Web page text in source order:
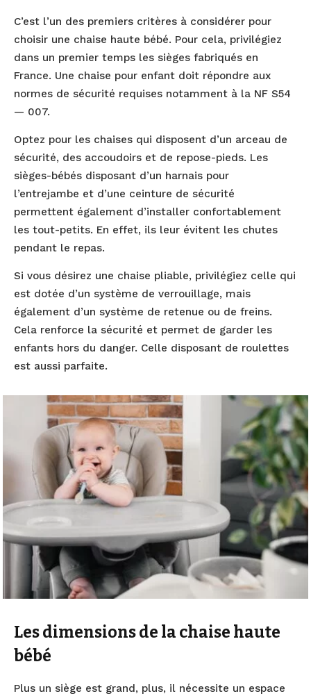
C’est l’un des premiers critères à considérer pour
choisir une chaise haute bébé. Pour cela, privilégiez
dans un premier temps les sièges fabriqués en
France. Une chaise pour enfant doit répondre aux
normes de sécurité requises notamment à la NF S54
— 007.
Optez pour les chaises qui disposent d’un arceau de
sécurité, des accoudoirs et de repose-pieds. Les
sièges-bébés disposant d’un harnais pour
l’entrejambe et d’une ceinture de sécurité
permettent également d’installer confortablement
les tout-petits. En effet, ils leur évitent les chutes
pendant le repas.
Si vous désirez une chaise pliable, privilégiez celle qui
est dotée d’un système de verrouillage, mais
également d’un système de retenue ou de freins.
Cela renforce la sécurité et permet de garder les
enfants hors du danger. Celle disposant de roulettes
est aussi parfaite.
Les dimensions de la chaise haute
bébé
Plus un siège est grand, plus, il nécessite un espace